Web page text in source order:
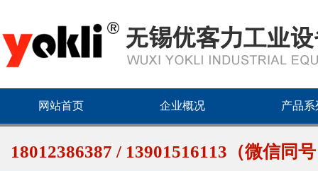
网站首页 企业概况 产品系
18012386387 / 13901516113（微信同